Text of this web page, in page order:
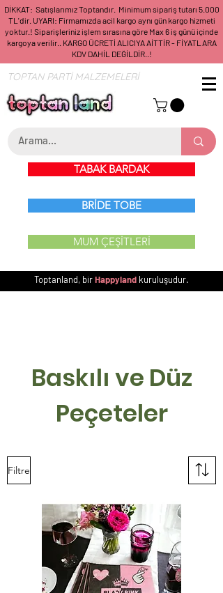
DİKKAT: Satışlarımız Toptandır. Minimum sipariş tutarı 5.000
TL'dir. UYARI: Firmamızda acil kargo aynı gün kargo hizmeti
yoktur.! Siparişleriniz işlem sırasına göre Max 6 iş günü içinde
kargoya verilir.. KARGO ÜCRETİ ALICIYA AİTTİR - FİYATLARA
KDV DAHİL DEĞİLDİR..!
TOPTAN PARTİ MALZEMELERİ
TABAK BARDAK
BRİDE TOBE
MUM ÇEŞİTLERİ
Toptanland, birHappyland kuruluşudur.
Baskılı ve Düz
Peçeteler
Filtre